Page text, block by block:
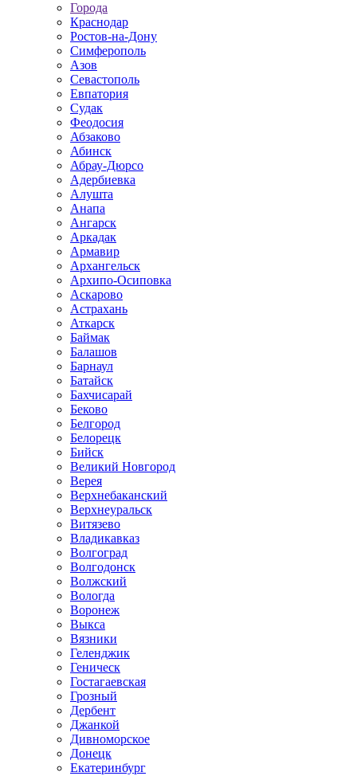
Города
Краснодар
Ростов-на-Дону
Симферополь
Азов
Севастополь
Евпатория
Судак
Феодосия
Абзаково
Абинск
Абрау-Дюрсо
Адербиевка
Алушта
Анапа
Ангарск
Аркадак
Армавир
Архангельск
Архипо-Осиповка
Аскарово
Астрахань
Аткарск
Баймак
Балашов
Барнаул
Батайск
Бахчисарай
Беково
Белгород
Белорецк
Бийск
Великий Новгород
Верея
Верхнебаканский
Верхнеуральск
Витязево
Владикавказ
Волгоград
Волгодонск
Волжский
Вологда
Воронеж
Выкса
Вязники
Геленджик
Геническ
Гостагаевская
Грозный
Дербент
Джанкой
Дивноморское
Донецк
Екатеринбург